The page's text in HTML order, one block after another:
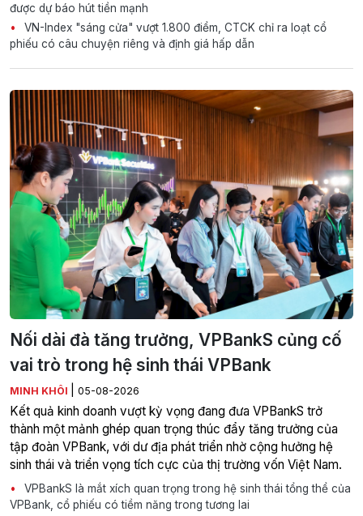
được dự báo hút tiền mạnh
VN-Index "sáng cửa" vượt 1.800 điểm, CTCK chỉ ra loạt cổ
phiếu có câu chuyện riêng và định giá hấp dẫn
Nối dài đà tăng trưởng, VPBankS củng cố
vai trò trong hệ sinh thái VPBank
MINH KHÔI 05-08-2026
Kết quả kinh doanh vượt kỳ vọng đang đưa VPBankS trở
thành một mảnh ghép quan trọng thúc đẩy tăng trưởng của
tập đoàn VPBank, với dư địa phát triển nhờ cộng hưởng hệ
sinh thái và triển vọng tích cực của thị trường vốn Việt Nam.
VPBankS là mắt xích quan trọng trong hệ sinh thái tổng thể của
VPBank, cổ phiếu có tiềm năng trong tương lai